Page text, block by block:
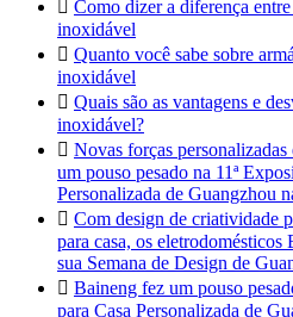
Como dizer a diferença
inoxidável
 Quanto você sabe sobre
inoxidável
 Quais são as vantagens e
inoxidável?
 Novas forças
um pouso pesado na 11ª
Personalizada de Guangzhou
 Com design de criatividade
para casa, os
sua Semana de Design de
 Baineng fez um pouso
para Casa Personalizada de